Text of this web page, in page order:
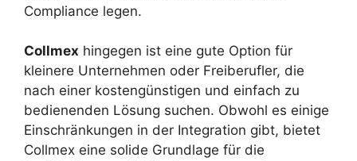
Compliance legen.
Collmex hingegen ist eine gute Option für
kleinere Unternehmen oder Freiberufler, die
nach einer kostengünstigen und einfach zu
bedienenden Lösung suchen. Obwohl es einige
Einschränkungen in der Integration gibt, bietet
Collmex eine solide Grundlage für die